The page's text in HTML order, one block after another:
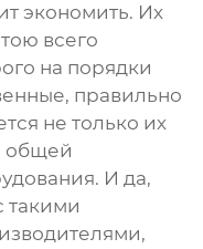
экономить. Их
всего
на порядки
правильно
не только их
общей
И да,
такими